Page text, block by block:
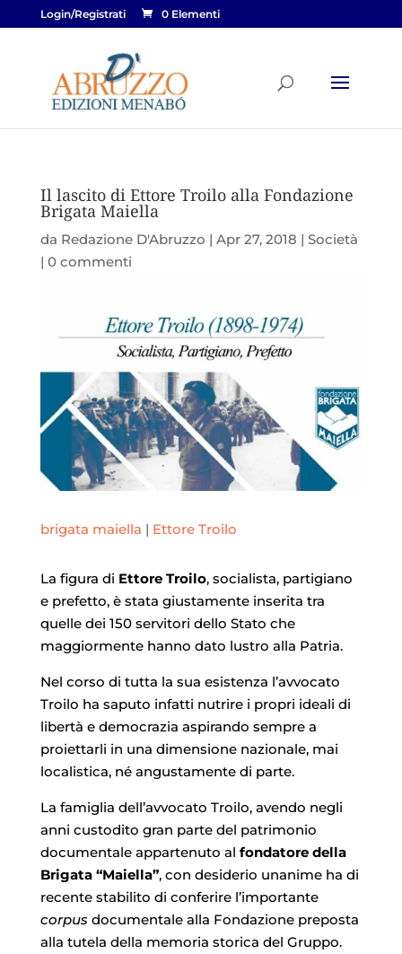
Login/Registrati 0 Elementi
Il lascito di Ettore Troilo alla Fondazione
Brigata Maiella
da Redazione D'Abruzzo | Apr 27, 2018 | Società
| 0 commenti
brigata maiella | Ettore Troilo
La figura di Ettore Troilo, socialista, partigiano
e prefetto, è stata giustamente inserita tra
quelle dei 150 servitori dello Stato che
maggiormente hanno dato lustro alla Patria.
Nel corso di tutta la sua esistenza l’avvocato
Troilo ha saputo infatti nutrire i propri ideali di
libertà e democrazia aspirando sempre a
proiettarli in una dimensione nazionale, mai
localistica, né angustamente di parte.
La famiglia dell’avvocato Troilo, avendo negli
anni custodito gran parte del patrimonio
documentale appartenuto al fondatore della
Brigata “Maiella”, con desiderio unanime ha di
recente stabilito di conferire l’importante
corpus documentale alla Fondazione preposta
alla tutela della memoria storica del Gruppo.